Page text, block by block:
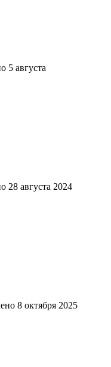
5 августа
28 августа 2024
8 октября 2025